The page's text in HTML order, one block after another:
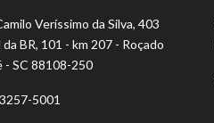
Veríssimo da Silva, 403
BR, 101 - km 207 - Roçado
- SC 88108-250
5001